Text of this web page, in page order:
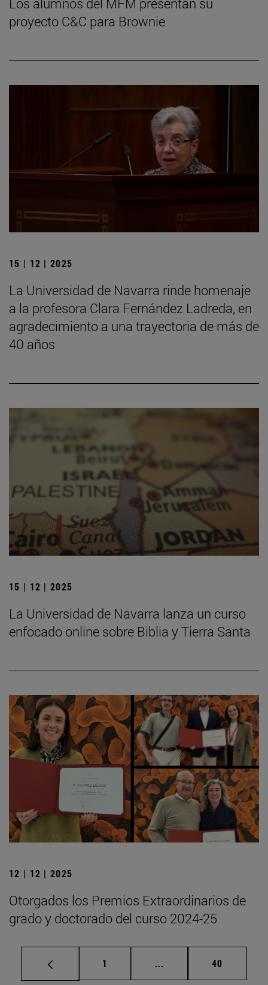
proyecto C&C para Brownie
15 | 12 | 2025
La Universidad de Navarra rinde homenaje
a la profesora Clara Fernández Ladreda, en
agradecimiento a una trayectoria de más de
40 años
15 | 12 | 2025
La Universidad de Navarra lanza un curso
enfocado online sobre Biblia y Tierra Santa
12 | 12 | 2025
Otorgados los Premios Extraordinarios de
grado y doctorado del curso 2024-25
Página
1 ... Páginas intermedias
Página
40